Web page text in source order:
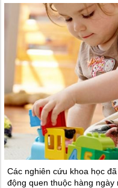
Các nghiên cứu khoa học
động quen thuộc hàng ngày